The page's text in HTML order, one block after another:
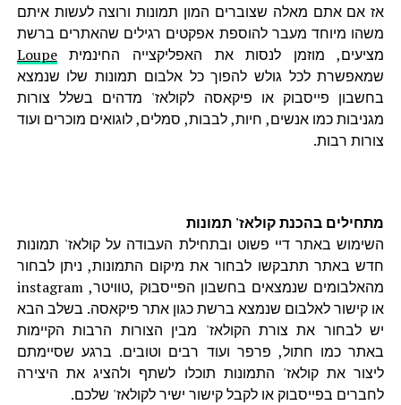
אז אם אתם מאלה שצוברים המון תמונות ורוצה לעשות איתם
משהו מיוחד מעבר להוספת אפקטים רגילים שהאתרים ברשת
מציעים, מוזמן לנסות את האפליקצייה החינמיתLoupe
שמאפשרת לכל גולש להפוך כל אלבום תמונות שלו שנמצא
בחשבון פייסבוק או פיקאסה לקולאז' מדהים בשלל צורות
מגניבות כמו אנשים, חיות, לבבות, סמלים, לוגואים מוכרים ועוד
צורות רבות.
מתחילים בהכנת קולאז' תמונות
השימוש באתר דיי פשוט ובתחילת העבודה על קולאז' תמונות
חדש באתר תתבקשו לבחור את מיקום התמונות, ניתן לבחור
מהאלבומים שנמצאים בחשבון הפייסבוק ,טוויטר, instagram
או קישור לאלבום שנמצא ברשת כגון אתר פיקאסה. בשלב הבא
יש לבחור את צורת הקולאז' מבין הצורות הרבות הקיימות
באתר כמו חתול, פרפר ועוד רבים וטובים. ברגע שסיימתם
ליצור את קולאז' התמונות תוכלו לשתף ולהציג את היצירה
לחברים בפייסבוק או לקבל קישור ישיר לקולאז' שלכם.